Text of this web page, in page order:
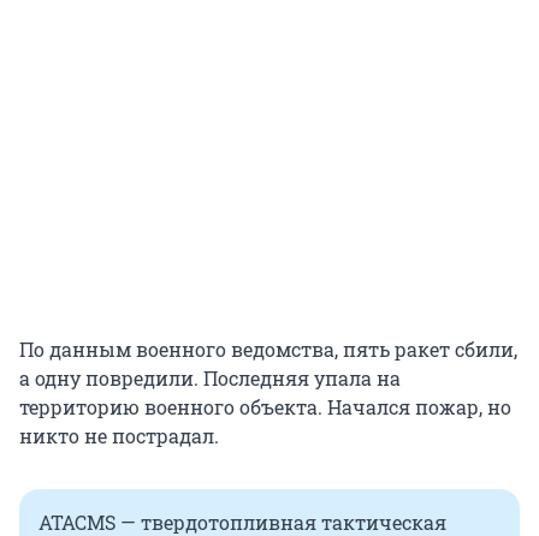
По данным военного ведомства, пять ракет сбили,
а одну повредили. Последняя упала на
территорию военного объекта. Начался пожар, но
никто не пострадал.
ATACMS — твердотопливная тактическая